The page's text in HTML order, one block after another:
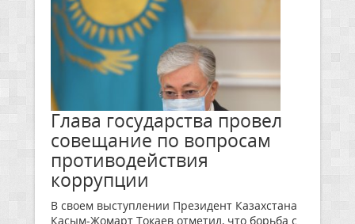
Глава государства провел
совещание по вопросам
противодействия
коррупции
В своем выступлении Президент Казахстана
Касым-Жомарт Токаев отметил, что борьба с